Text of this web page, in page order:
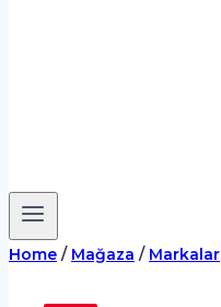
Home / Mağaza / Markalar